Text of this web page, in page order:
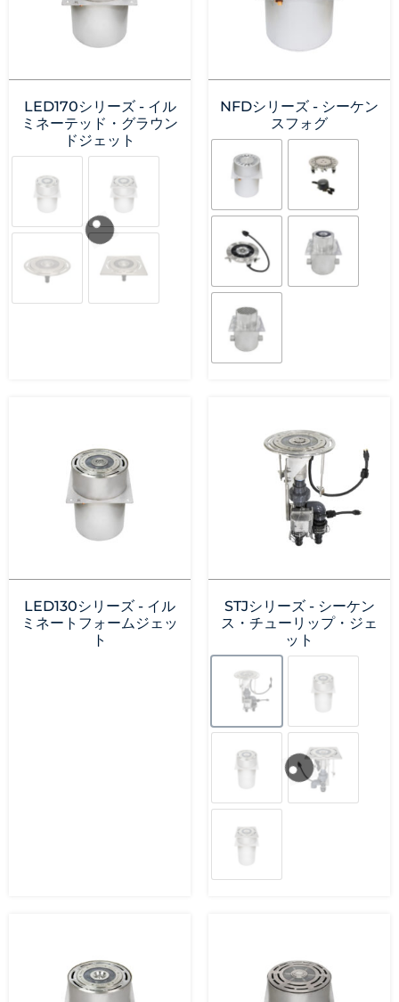
LED170シリーズ - イル
ミネーテッド・グラウン
ドジェット
NFDシリーズ - シーケン
スフォグ
LED130シリーズ - イル
ミネートフォームジェッ
ト
STJシリーズ - シーケン
ス・チューリップ・ジェ
ット